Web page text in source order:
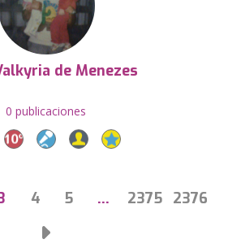
de Menezes
0 publicaciones
4 5 … 2375 2376